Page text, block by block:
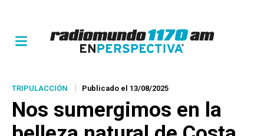
TRIPULACCIÓN Publicado el 13/08/2025
Nos sumergimos en la